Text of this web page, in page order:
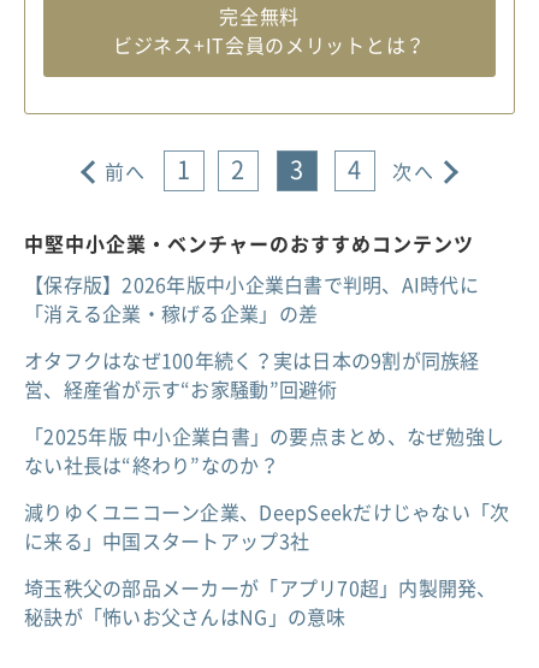
完全無料
ビジネス+IT会員のメリットとは？
前へ 1 2 3 4 次へ
中堅中小企業・ベンチャーのおすすめコンテンツ
【保存版】2026年版中小企業白書で判明、AI時代に
「消える企業・稼げる企業」の差
オタフクはなぜ100年続く？実は日本の9割が同族経
営、経産省が示す“お家騒動”回避術
「2025年版 中小企業白書」の要点まとめ、なぜ勉強し
ない社長は“終わり”なのか？
減りゆくユニコーン企業、DeepSeekだけじゃない「次
に来る」中国スタートアップ3社
埼玉秩父の部品メーカーが「アプリ70超」内製開発、
秘訣が「怖いお父さんはNG」の意味